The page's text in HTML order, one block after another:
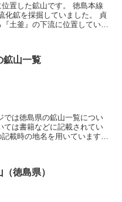
置した鉱山です。 徳島本線
鉱を採掘していました。 貞
土釜』の下流に位置していた
鉱山一覧
では徳島県の鉱山一覧につい
ては書籍などに記載されてい
載時の地名を用いています。
徳島県）